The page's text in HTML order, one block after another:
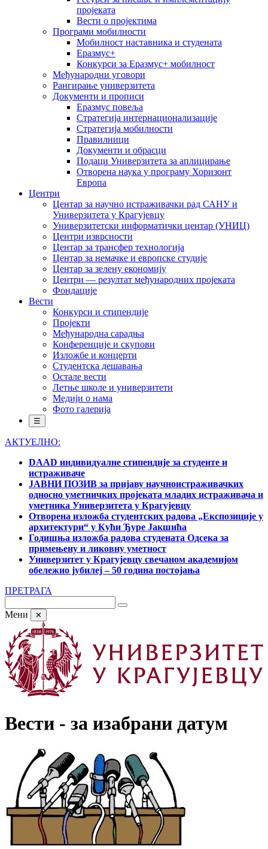
пројеката
Вести о пројектима
Програми мобилности
Мобилност наставника и студената
Еразмус+
Конкурси за Еразмус+ мобилност
Међународни уговори
Рангирање универзитета
Документи и прописи
Еразмус повеља
Стратегија интернационализације
Стратегија мобилности
Правилници
Документи и обрасци
Подаци Универзитета за аплицирање
Отворена наука у програму Хоризонт
Европа
Центри
Центар за научно истраживачки рад САНУ и
Универзитета у Крагујевцу
Универзитетски информатички центар (УНИЦ)
Центри изврсности
Центар за трансфер технологија
Центар за немачке и европске студије
Центар за зелену економију
Центри — резултат међународних пројеката
Фондације
Вести
Конкурси и стипендије
Пројекти
Међународна сарадња
Конференције и скупови
Изложбе и концерти
Студентска дешавања
Остале вести
Летње школе и универзитети
Медији о нама
Фото галерија
☰
АКТУЕЛНО:
DAAD индивидуалне стипендије за студенте и
истраживаче
ЈАВНИ ПОЗИВ за пријаву научноистраживачких
односно уметничких пројеката младих истраживача и
уметника Универзитета у Крагујевцу
Отворена изложба студентских радова „Експозиције у
архитектури“ у Кући Ђуре Јакшића
Годишња изложба радова студената Одсека за
примењену и ликовну уметност
Универзитет у Крагујевцу свечаном академијом
обележио јубилеј – 50 година постојања
ПРЕТРАГА
Мени ✕
Вести - за изабрани датум